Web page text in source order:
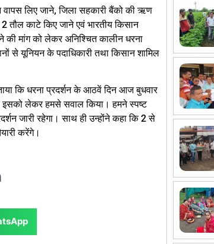
वापस लिए जाने, जिला सहकारी बैंको की ऋण
तौल काटे किए जाने एवं भारतीय किसान
की मांग को लेकर अनिश्चित कालीन धरना
से यूनियन के पदाधिकारी तथा किसान शामिल
कि धरना प्रदर्शन के आठवें दिन आज बुधवार
इसको लेकर हमसे सवाल किया। हमने स्पष्ट
जारी रहेगा। साथ ही उन्होंने कहा कि 2 से
करेंगे।